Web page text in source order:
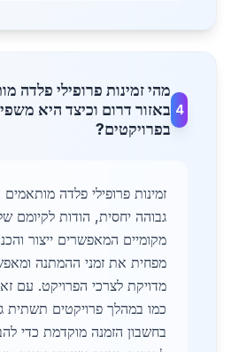
4
מהי זמינות פרופילי פלדה
באזור דרום וכיצד היא
בפרויקטים?
זמינות פרופילי פלדה
גבוהה יחסית, הודות לקיומם
מקומיים המאפשרים ייצור
מפחית את זמני ההמתנה
מדויקת לצרכי הפרויקט. עם
כמו במהלך פרויקטים תשתית
בחשבון הזמנה מוקדמת כדי